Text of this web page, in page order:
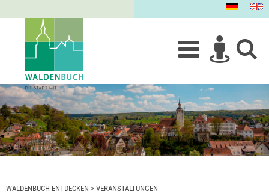
WALDENBUCH ENTDECKEN > VERANSTALTUNGEN